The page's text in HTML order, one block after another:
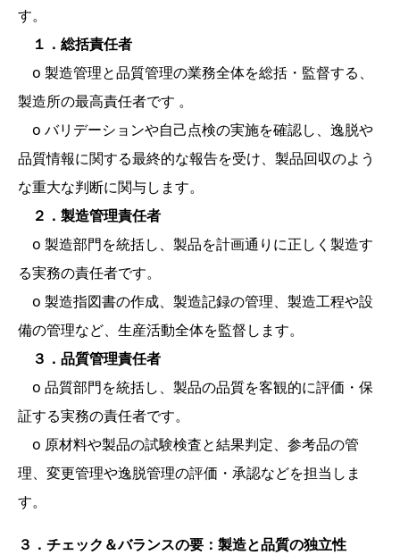
す。
１．総括責任者
o 製造管理と品質管理の業務全体を総括・監督する、
製造所の最高責任者です 。
o バリデーションや自己点検の実施を確認し、逸脱や
品質情報に関する最終的な報告を受け、製品回収のよう
な重大な判断に関与します。
２．製造管理責任者
o 製造部門を統括し、製品を計画通りに正しく製造す
る実務の責任者です。
o 製造指図書の作成、製造記録の管理、製造工程や設
備の管理など、生産活動全体を監督します。
３．品質管理責任者
o 品質部門を統括し、製品の品質を客観的に評価・保
証する実務の責任者です。
o 原材料や製品の試験検査と結果判定、参考品の管
理、変更管理や逸脱管理の評価・承認などを担当しま
す。
３．チェック＆バランスの要：製造と品質の独立性